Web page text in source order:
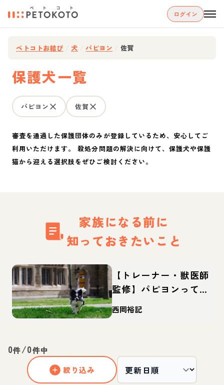
ログイン
ペトコトお結び 犬 パピヨン 佐賀
保護犬一覧
パピヨン 佐賀
審査を通過した保護団体のみが登録しているため、安心してご
利用いただけます。 殺処分問題の解決に向けて、保護犬や保護
猫から迎える選択肢をぜひご検討ください。
家族になる前に
知っておきたいこと
【トレーナー・獣医師
監修】パピヨンってど
んな犬？性格・特徴・
育て方・迎え方
西岡裕記
0件/0件中
絞り込み